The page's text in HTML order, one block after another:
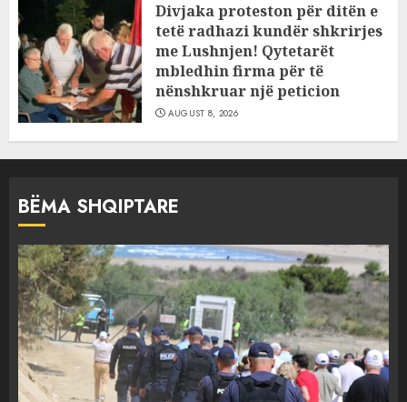
Divjaka proteston për ditën e
tetë radhazi kundër shkrirjes
me Lushnjen! Qytetarët
mbledhin firma për të
nënshkruar një peticion
AUGUST 8, 2026
BËMA SHQIPTARE